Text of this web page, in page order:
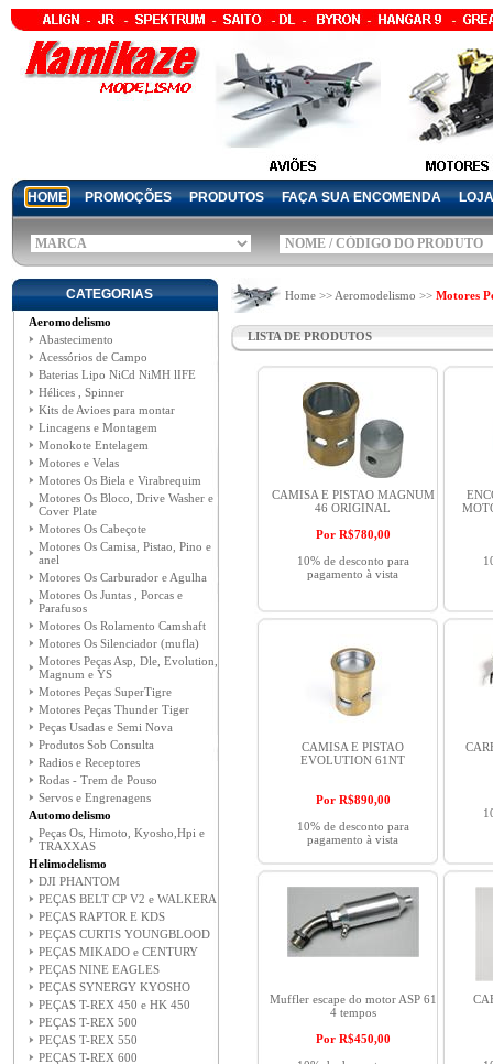
HOME PROMOÇÕES PRODUTOS FAÇA SUA ENCOMENDA LOJA
CATEGORIAS
Aeromodelismo
Abastecimento
Acessórios de Campo
Baterias Lipo NiCd NiMH lIFE
Hélices , Spinner
Kits de Avioes para montar
Lincagens e Montagem
Monokote Entelagem
Motores e Velas
Motores Os Biela e Virabrequim
Motores Os Bloco, Drive Washer e
Cover Plate
Motores Os Cabeçote
Motores Os Camisa, Pistao, Pino e
anel
Motores Os Carburador e Agulha
Motores Os Juntas , Porcas e
Parafusos
Motores Os Rolamento Camshaft
Motores Os Silenciador (mufla)
Motores Peças Asp, Dle, Evolution,
Magnum e YS
Motores Peças SuperTigre
Motores Peças Thunder Tiger
Peças Usadas e Semi Nova
Produtos Sob Consulta
Radios e Receptores
Rodas - Trem de Pouso
Servos e Engrenagens
Automodelismo
Peças Os, Himoto, Kyosho,Hpi e
TRAXXAS
Helimodelismo
DJI PHANTOM
PEÇAS BELT CP V2 e WALKERA
PEÇAS RAPTOR E KDS
PEÇAS CURTIS YOUNGBLOOD
PEÇAS MIKADO e CENTURY
PEÇAS NINE EAGLES
PEÇAS SYNERGY KYOSHO
PEÇAS T-REX 450 e HK 450
PEÇAS T-REX 500
PEÇAS T-REX 550
PEÇAS T-REX 600
Home >> Aeromodelismo >> Motores
LISTA DE PRODUTOS
CAMISA E PISTAO MAGNUM
46 ORIGINAL
Por R$780,00
10% de desconto para
pagamento à vista
CAMISA E PISTAO
EVOLUTION 61NT
Por R$890,00
10% de desconto para
pagamento à vista
Muffler escape do motor ASP 61
4 tempos
Por R$450,00